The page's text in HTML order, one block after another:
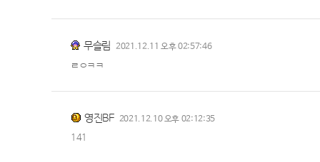
무슬림 2021.12.11 오후 02:57:46
ㄹㅇㅋㅋ
영진BF 2021.12.10 오후 02:12:35
141